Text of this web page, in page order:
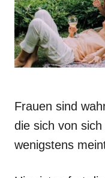
Frauen sind
die sich von
wenigstens